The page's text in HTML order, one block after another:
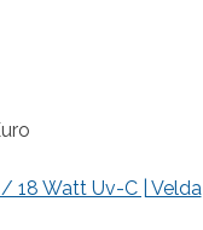
18 Watt Uv-C | Velda